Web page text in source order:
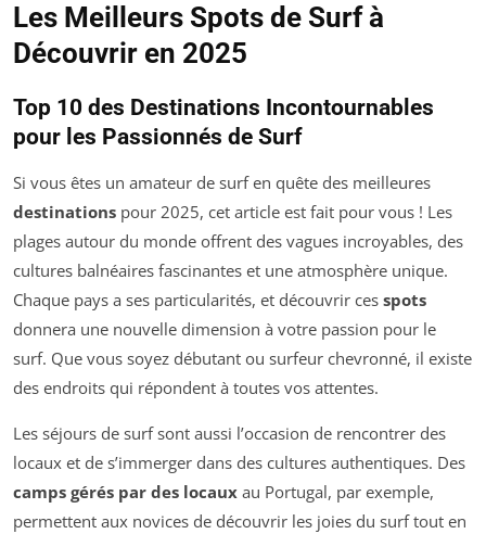
Les Meilleurs Spots de Surf à
Découvrir en 2025
Top 10 des Destinations Incontournables
pour les Passionnés de Surf
Si vous êtes un amateur de surf en quête des meilleures
destinations pour 2025, cet article est fait pour vous ! Les
plages autour du monde offrent des vagues incroyables, des
cultures balnéaires fascinantes et une atmosphère unique.
Chaque pays a ses particularités, et découvrir ces spots
donnera une nouvelle dimension à votre passion pour le
surf. Que vous soyez débutant ou surfeur chevronné, il existe
des endroits qui répondent à toutes vos attentes.
Les séjours de surf sont aussi l’occasion de rencontrer des
locaux et de s’immerger dans des cultures authentiques. Des
camps gérés par des locaux au Portugal, par exemple,
permettent aux novices de découvrir les joies du surf tout en